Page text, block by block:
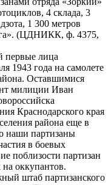
4 склада, 3
1 300 метров
(ЦДНИКК, ф. 4375,
первые лица
1943 года на самолете
Оставшимися
милиции Иван
Краснодарского края
района еще в
наши партизаны
в боевых
поблизости партизан
на оккупантов.
штаб партизанского